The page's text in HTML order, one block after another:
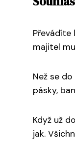
Převádíte
majitel
Než se
pásky,
Když už
jak.